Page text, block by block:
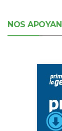
NOS APOYAN